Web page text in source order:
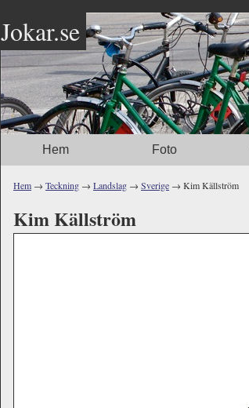
Jokar.se
Hem Foto
Hem → Teckning → Landslag → Sverige → Kim Källström
Kim Källström